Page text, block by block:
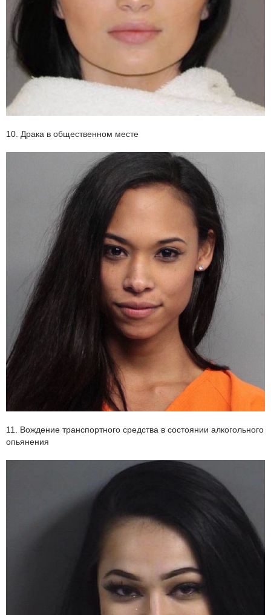
10. Драка в общественном месте
11. Вождение транспортного средства в состоянии алкогольного
опьянения